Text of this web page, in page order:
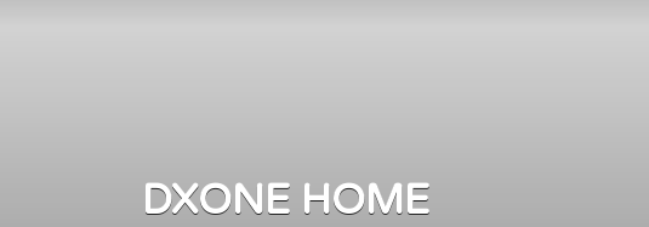
DXONE HOME